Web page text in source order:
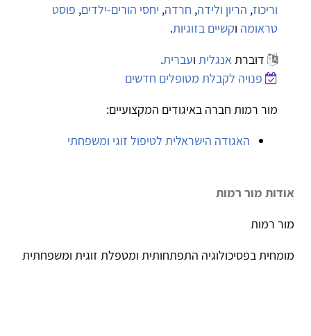
וריכוז, הריון ולידה, חרדה, יחסי הורים-ילדים, פוסט
טראומה וקשיים בזוגיות.
דוברתאנגלית ועברית.
פנויה לקבלת מטופלים חדשים
מור רמות חברה באיגודים המקצועיים:
האגודה הישראלית לטיפול זוגי ומשפחתי
אודות מור רמות
מור רמות
מומחית בפסיכולוגיה התפתחותית ומטפלת זוגית ומשפחתית